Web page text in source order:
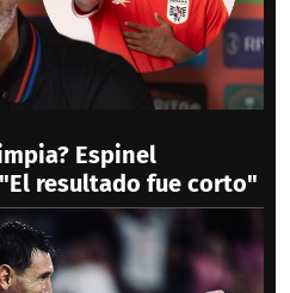
Espinel
resultado fue corto"